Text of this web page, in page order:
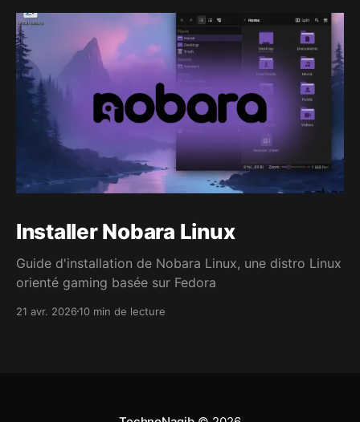
Installer Nobara Linux
Guide d'installation de Nobara Linux, une distro Linux
orienté gaming basée sur Fedora
21 avr. 202610 min de lecture